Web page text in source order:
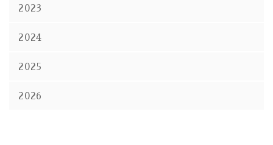
2023
2024
2025
2026